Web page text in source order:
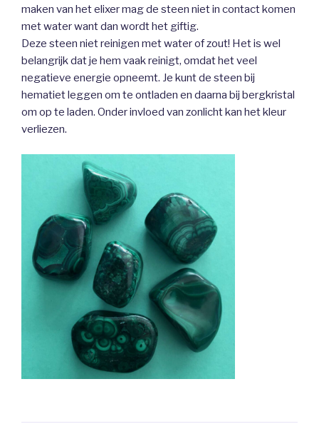
maken van het elixer mag de steen niet in contact komen
met water want dan wordt het giftig.
Deze steen niet reinigen met water of zout! Het is wel
belangrijk dat je hem vaak reinigt, omdat het veel
negatieve energie opneemt. Je kunt de steen bij
hematiet leggen om te ontladen en daarna bij bergkristal
om op te laden. Onder invloed van zonlicht kan het kleur
verliezen.